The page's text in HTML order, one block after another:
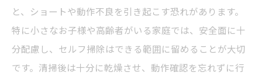
と、ショートや動作不良を引き起こす恐れがあります。
特に小さなお子様や高齢者がいる家庭では、安全面に十
分配慮し、セルフ掃除はできる範囲に留めることが大切
です。清掃後は十分に乾燥させ、動作確認を忘れずに行